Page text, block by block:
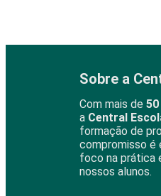
Sobre a
Com mais de
a Central
formação de
compromisso é
foco na prática
nossos alunos.